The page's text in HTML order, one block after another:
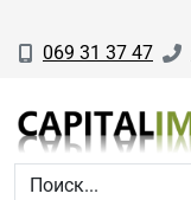
069 31 37 47